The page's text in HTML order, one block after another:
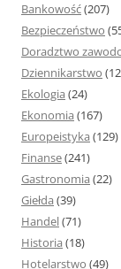
Bankowość(207)
Bezpieczeństwo
Doradztwo
Dziennikarstwo
Ekologia (24)
Ekonomia (167)
Europeistyka (129)
Finanse(241)
Gastronomia (22)
Giełda (39)
Handel(71)
Historia (18)
Hotelarstwo (49)